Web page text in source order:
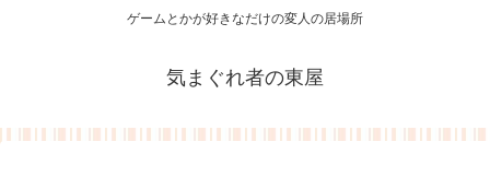
ゲームとかが好きなだけの変人の居場所
気まぐれ者の東屋